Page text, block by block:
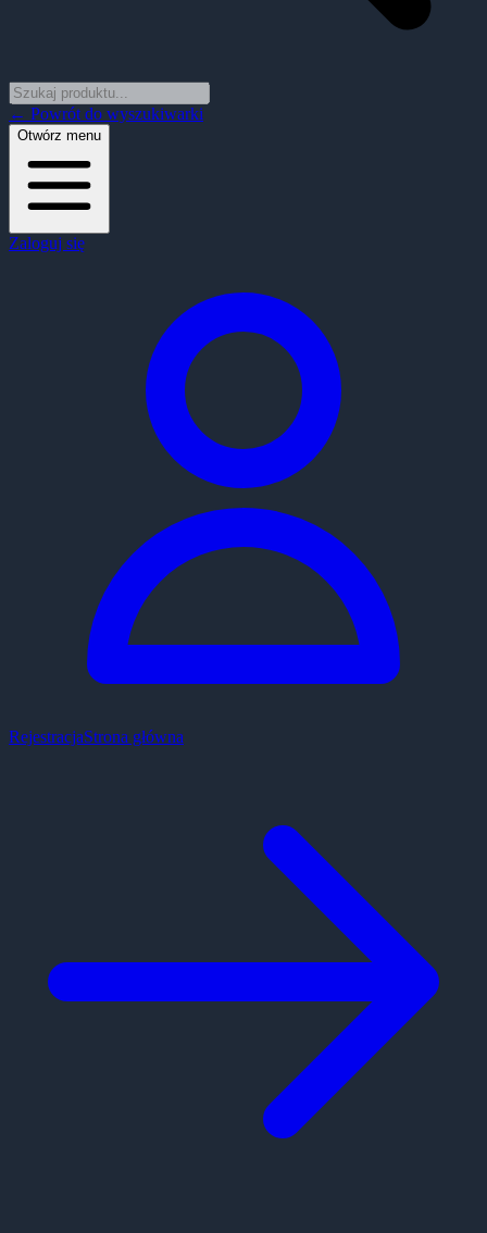
← Powrót do wyszukiwarki
Otwórz menu
Zaloguj się
RejestracjaStrona główna